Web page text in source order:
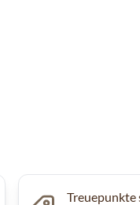
Treuepunkte